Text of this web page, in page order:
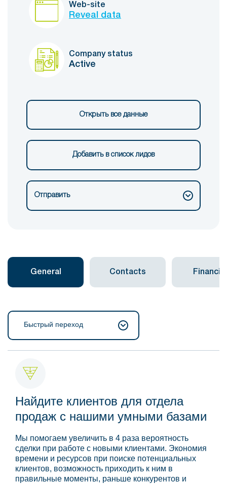
Web-site
Reveal data
Company status
Active
Открыть все данные
Добавить в список лидов
Отправить
General Contacts Financial
Быстрый переход
Найдите клиентов для отдела
продаж с нашими умными базами
Мы помогаем увеличить в 4 раза вероятность
сделки при работе с новыми клиентами. Экономия
времени и ресурсов при поиске потенциальных
клиентов, возможность приходить к ним в
правильные моменты, раньше конкурентов и